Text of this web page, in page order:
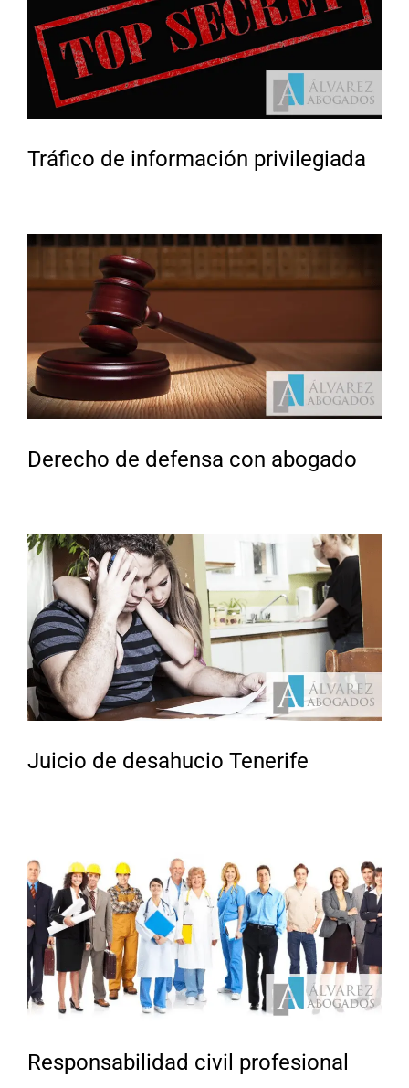
Tráfico de información privilegiada
Derecho de defensa con abogado
Juicio de desahucio Tenerife
Responsabilidad civil profesional